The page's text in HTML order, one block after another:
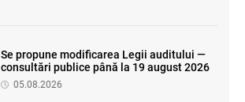
Se propune modificarea Legii auditului —
consultări publice până la 19 august 2026
05.08.2026